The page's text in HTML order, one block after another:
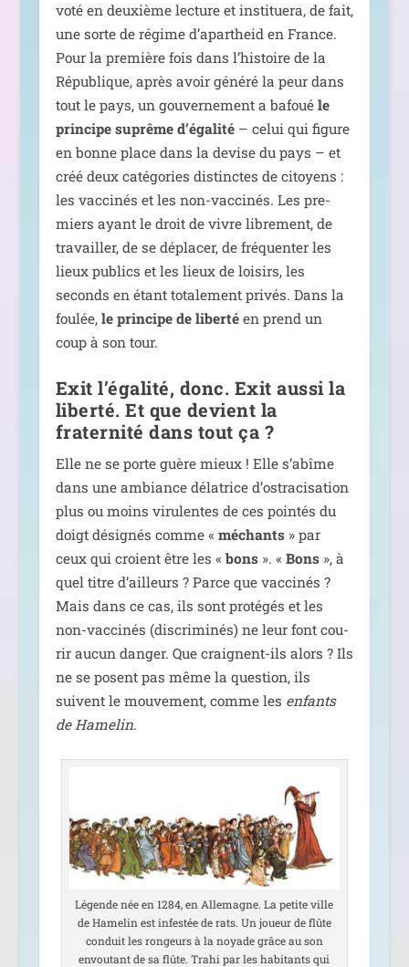
voté en deuxième lec­ture et ins­ti­tue­ra, de fait,
une sorte de régime d’apartheid en France.
Pour la pre­mière fois dans l’histoire de la
République, après avoir géné­ré la peur dans
tout le pays, un gou­ver­ne­ment a bafoué le
prin­cipe suprême d’égalité– celui qui figure
en bonne place dans la devise du pays – et
créé deux caté­go­ries dis­tinctes de citoyens :
les vac­ci­nés et les non-vac­ci­nés. Les pre­
miers ayant le droit de vivre libre­ment, de
tra­vailler, de se dépla­cer, de fré­quen­ter les
lieux publics et les lieux de loi­sirs, les
seconds en étant tota­le­ment pri­vés. Dans la
fou­lée, le prin­cipe de liber­téen prend un
coup à son tour.
Exit l’égalité, donc. Exit aussi la
liberté. Et que devient la
fraternité dans tout ça ?
Elle ne se porte guère mieux ! Elle s’abîme
dans une ambiance déla­trice d’ostracisation
plus ou moins viru­lentes de ces poin­tés du
doigt dési­gnés comme « méchants» par
ceux qui croient être les « bons». « Bons», à
quel titre d’ailleurs ? Parce que vac­ci­nés ?
Mais dans ce cas, ils sont pro­té­gés et les
non-vac­ci­nés (dis­cri­mi­nés) ne leur font cou­
rir aucun dan­ger. Que craignent-ils alors ? Ils
ne se posent pas même la ques­tion, ils
suivent le mou­ve­ment, comme les enfants
de Hamelin.
Légende née en 1284, en Allemagne. La petite ville
de Hamelin est infes­tée de rats. Un joueur de flûte
conduit les ron­geurs à la noyade grâce au son
envou­tant de sa flûte. Trahi par les habi­tants qui